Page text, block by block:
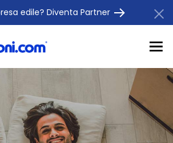
edile? Diventa Partner